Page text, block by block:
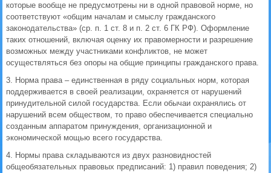
которые вообще не предусмотрены ни в одной правовой норме, но
соответствуют «общим началам и смыслу гражданского
законодательства» (ср. п. 1 ст. 8 и п. 2 ст. 6 ГК РФ). Оформление
таких отношений, включая оценку их правомерности и разрешение
возможных между участниками конфликтов, не может
осуществляться без опоры на общие принципы гражданского права.
3. Норма права – единственная в ряду социальных норм, которая
поддерживается в своей реализации, охраняется от нарушений
принудительной силой государства. Если обычаи охранялись от
нарушений всем обществом, то право обеспечивается специально
созданным аппаратом принуждения, организационной и
экономической мощью всего государства.
4. Нормы права складываются из двух разновидностей
общеобязательных правовых предписаний: 1) правил поведения; 2)